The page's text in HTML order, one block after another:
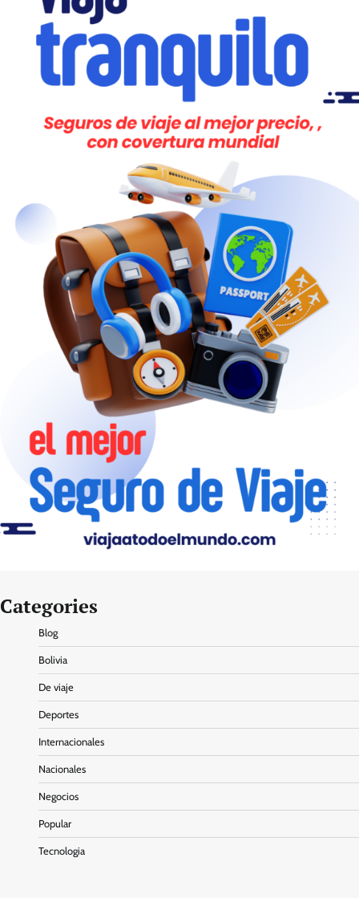
Categories
Blog
Bolivia
De viaje
Deportes
Internacionales
Nacionales
Negocios
Popular
Tecnologia